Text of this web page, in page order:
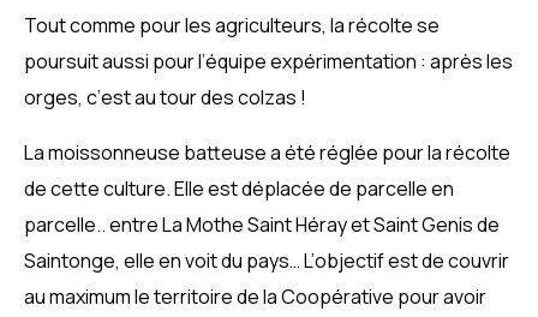
Tout comme pour les agriculteurs, la récolte se
poursuit aussi pour l’équipe expérimentation : après les
orges, c’est au tour des colzas !
La moissonneuse batteuse a été réglée pour la récolte
de cette culture. Elle est déplacée de parcelle en
parcelle.. entre La Mothe Saint Héray et Saint Genis de
Saintonge, elle en voit du pays… L’objectif est de couvrir
au maximum le territoire de la Coopérative pour avoir